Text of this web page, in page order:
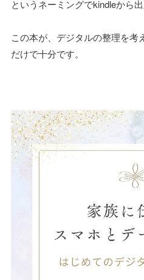
というネーミングでkindleから
この本が、デジタルの整理を
だけで十分です。